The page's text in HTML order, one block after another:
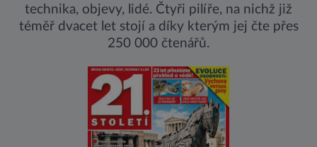
technika, objevy, lidé. Čtyři pilíře, na nichž již
téměř dvacet let stojí a díky kterým jej čte přes
250 000 čtenářů.